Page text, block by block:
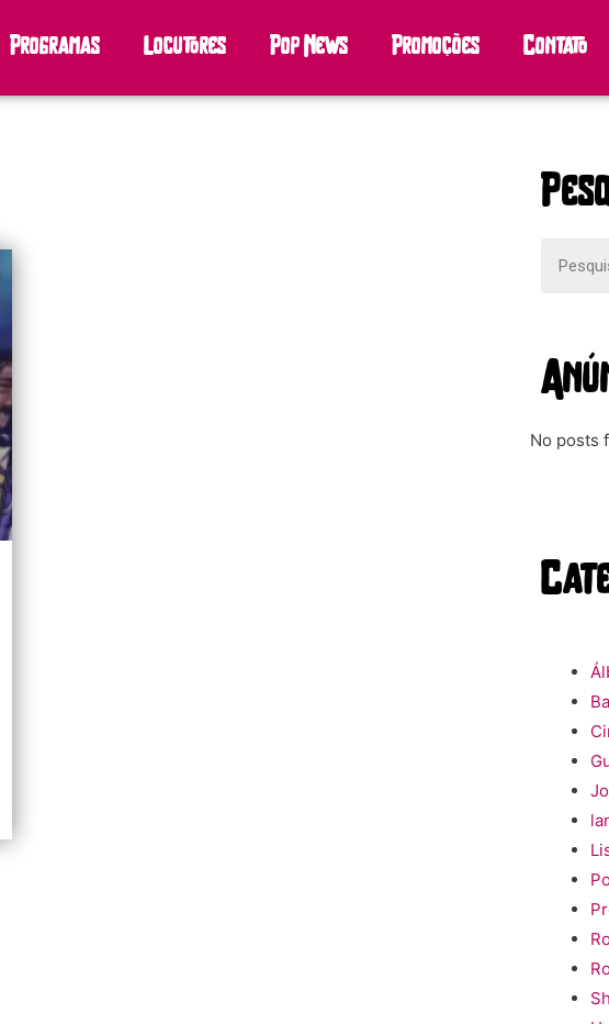
Programas Locutores Pop News Promoções Contato
No posts